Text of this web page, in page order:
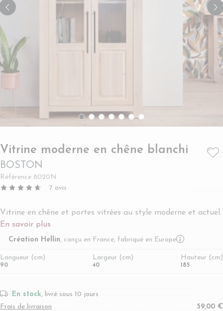
Vitrine moderne en chêne blanchi -
BOSTON
Référence 8020N
7 avis
Vitrine en chêne et portes vitrées au style moderne et actuel.
En savoir plus
Création Hellin, conçu en France, fabriqué en Europe More
Longueur (cm)
90
Largeur (cm)
40
Hauteur (cm)
185
En stock, livré sous 10 jours
Frais de livraison
59,00 €